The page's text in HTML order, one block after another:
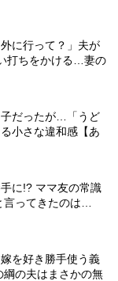
に行って？」夫が
打ちをかける…妻の
だったが…「うど
小さな違和感【あ
に!? ママ友の常識
ってきたのは…
を好き勝手使う義
の夫はまさかの無